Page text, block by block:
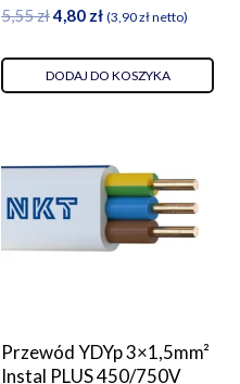
5,55złPierwotna
wynosiła:
5,55 zł.
4,80 złAktualna
wynosi:
4,80 zł.
(3,90złnetto)
DODAJ DO KOSZYKA
Przewód YDYp 3×1,5mm²
Instal PLUS 450/750V